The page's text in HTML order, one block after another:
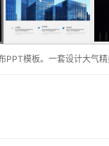
PPT模板。一套设计大气